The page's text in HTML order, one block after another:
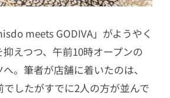
meets GODIVA」がようやく
えつつ、午前10時オープンの
。筆者が店舗に着いたのは、
したがすでに2人の方が並んで